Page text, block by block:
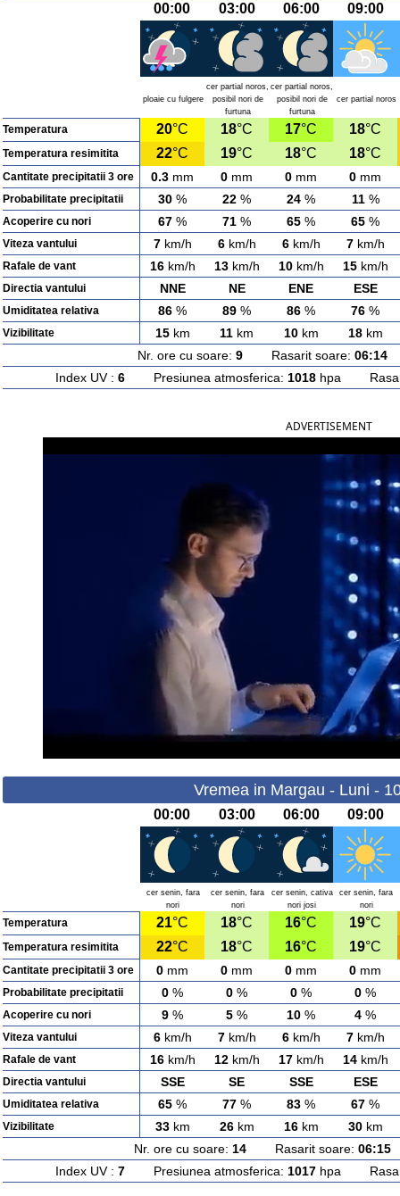
00:00 03:00 06:00 09:00
ploaie cu fulgere
cer partial noros,
posibil nori de
furtuna
cer partial noros,
posibil nori de
furtuna
cer partial noros
Temperatura 20°C 18°C 17°C 18°C
Temperatura resimitita 22°C 19°C 18°C 18°C
Cantitate precipitatii 3 ore 0.3 mm 0 mm 0 mm 0 mm
Probabilitate precipitatii 30 % 22 % 24 % 11%
Acoperire cu nori 67 % 71 % 65 % 65 %
Viteza vantului 7km/h 6km/h 6km/h 7km/h
Rafale de vant 16km/h 13km/h 10km/h 15km/h
Directia vantului NNE NE ENE ESE
Umiditatea relativa 86 % 89 % 86 % 76 %
Vizibilitate 15km 11 km 10km 18km
Nr. ore cu soare: 9Rasarit soare: 06:14
Index UV : 6Presiunea atmosferica: 1018hpa
ADVERTISEMENT
Vremea in Margau - Luni -
00:00 03:00 06:00 09:00
cer senin, fara
nori
cer senin, fara
nori
cer senin, cativa
nori josi
cer senin, fara
nori
Temperatura 21°C 18°C 16°C 19°C
Temperatura resimitita 22°C 18°C 16°C 19°C
Cantitate precipitatii 3 ore 0 mm 0 mm 0 mm 0 mm
Probabilitate precipitatii 0 % 0 % 0 % 0 %
Acoperire cu nori 9 % 5 % 10 % 4 %
Viteza vantului 6km/h 7km/h 6km/h 7km/h
Rafale de vant 16km/h 12km/h 17km/h 14km/h
Directia vantului SSE SE SSE ESE
Umiditatea relativa 65 % 77 % 83 % 67 %
Vizibilitate 33km 26km 16km 30km
Nr. ore cu soare: 14Rasarit soare: 06:15
Index UV : 7Presiunea atmosferica: 1017hpa